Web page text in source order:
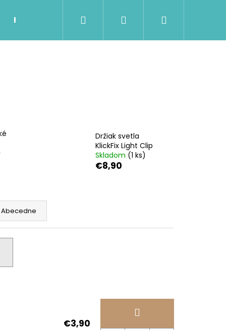
Kontakty Možnosti dopravy a platby
Hľadať Prihlásenie
Držiak svetla
KlickFix Light Clip
Skladom (1 ks)
€8,90
Abecedne
€3,90